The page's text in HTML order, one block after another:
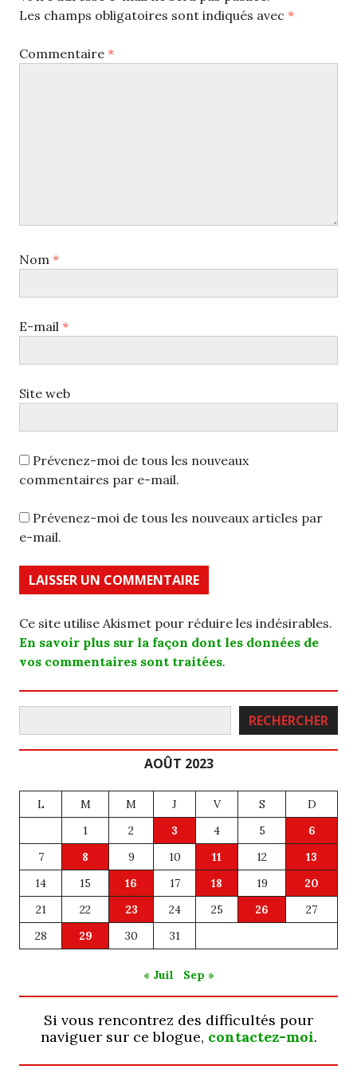
Les champs obligatoires sont indiqués avec *
Commentaire *
Nom *
E-mail *
Site web
Prévenez-moi de tous les nouveaux
commentaires par e-mail.
Prévenez-moi de tous les nouveaux articles par
e-mail.
Ce site utilise Akismet pour réduire les indésirables.
En savoir plus sur la façon dont les données de
vos commentaires sont traitées.
Rechercher RECHERCHER
AOÛT 2023
L M M J V S
D
1
2 3 4 5
6
7
8 9 10 11 12
13
14
15 16 17 18 19
20
21
22 23 24 25 26
27
28
29 30 31
« Juil Sep »
Si vous rencontrez des difficultés pour
naviguer sur ce blogue, contactez-moi.